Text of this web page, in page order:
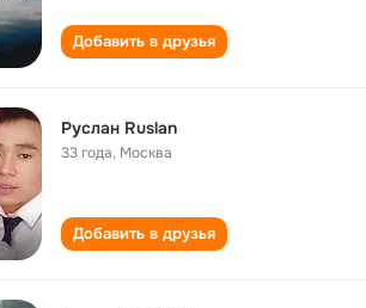
Добавить в друзья
Руслан Ruslan
33 года, Москва
Добавить в друзья